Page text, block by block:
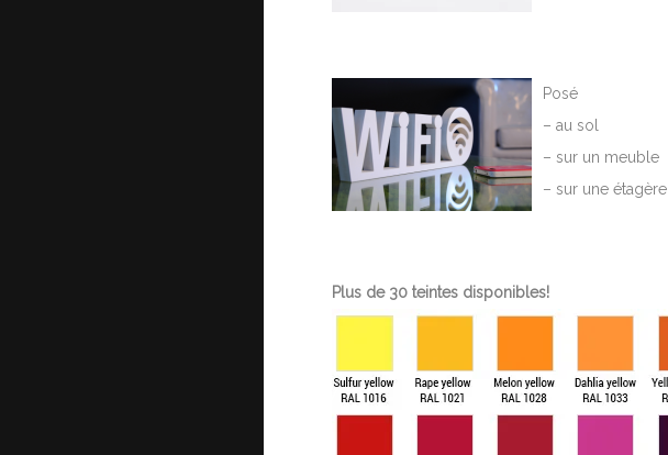
Posé
– au sol
– sur un meuble
– sur une étagère
Plus de 30 teintes disponibles!